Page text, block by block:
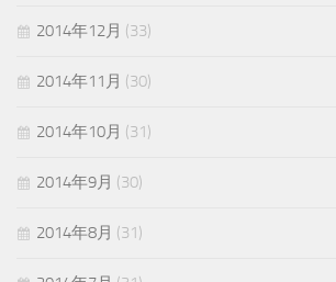
2014年12月 (33)
2014年11月 (30)
2014年10月 (31)
2014年9月 (30)
2014年8月 (31)